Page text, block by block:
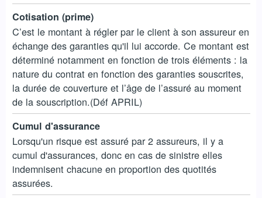
Cotisation (prime)
C’est le montant à régler par le client à son assureur en
échange des garanties qu'il lui accorde. Ce montant est
déterminé notamment en fonction de trois éléments : la
nature du contrat en fonction des garanties souscrites,
la durée de couverture et l’âge de l’assuré au moment
de la souscription.(Déf APRIL)
Cumul d'assurance
Lorsqu'un risque est assuré par 2 assureurs, il y a
cumul d'assurances, donc en cas de sinistre elles
indemnisent chacune en proportion des quotités
assurées.